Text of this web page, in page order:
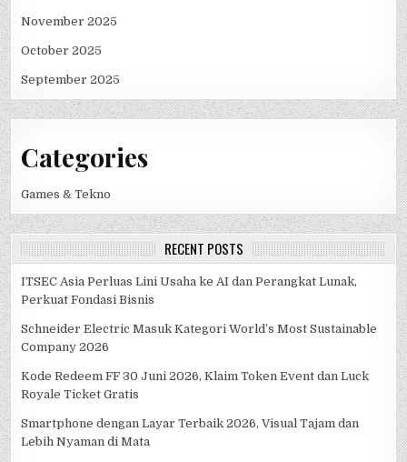
November 2025
October 2025
September 2025
Categories
Games & Tekno
RECENT POSTS
ITSEC Asia Perluas Lini Usaha ke AI dan Perangkat Lunak,
Perkuat Fondasi Bisnis
Schneider Electric Masuk Kategori World’s Most Sustainable
Company 2026
Kode Redeem FF 30 Juni 2026, Klaim Token Event dan Luck
Royale Ticket Gratis
Smartphone dengan Layar Terbaik 2026, Visual Tajam dan
Lebih Nyaman di Mata